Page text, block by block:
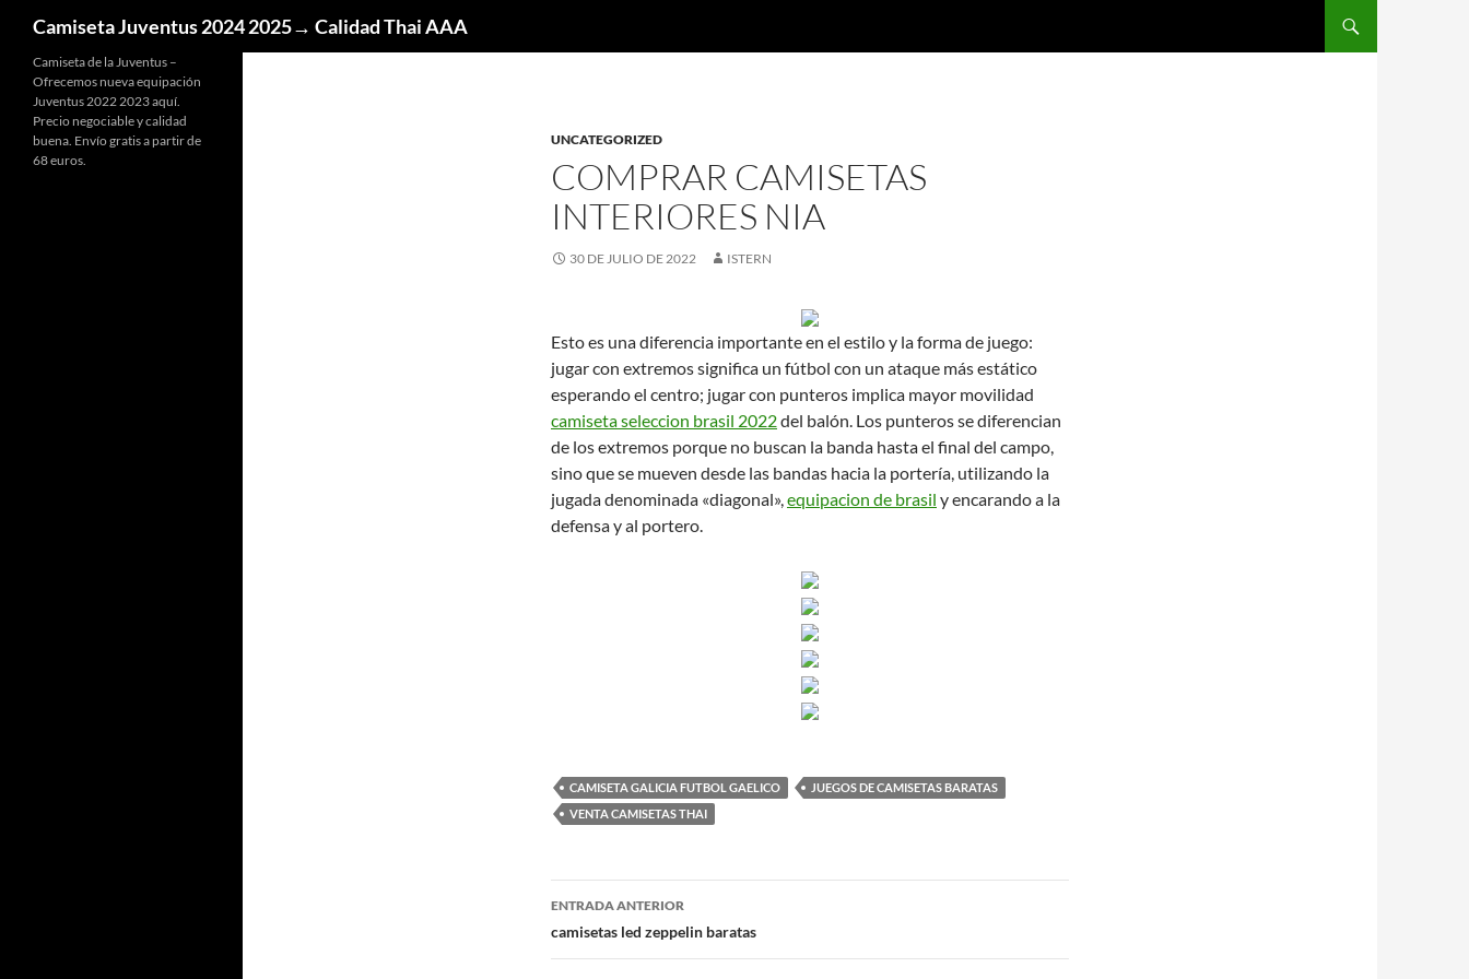
Camiseta Juventus 2024 2025→ Calidad Thai AAA
UNCATEGORIZED
COMPRAR CAMISETAS
INTERIORES NIA
30 DE JULIO DE 2022 ISTERN
Esto es una diferencia importante en el estilo y la forma de juego:
jugar con extremos significa un fútbol con un ataque más estático
esperando el centro; jugar con punteros implica mayor movilidad
camiseta seleccion brasil 2022del balón. Los punteros se diferencian
de los extremos porque no buscan la banda hasta el final del campo,
sino que se mueven desde las bandas hacia la portería, utilizando la
jugada denominada «diagonal»,equipacion de brasil y encarando a la
defensa y al portero.
CAMISETA GALICIA FUTBOL GAELICO
JUEGOS DE CAMISETAS BARATAS
VENTA CAMISETAS THAI
Navegación
de
ENTRADA ANTERIOR
camisetas led zeppelin baratas
Camiseta de la Juventus –
Ofrecemos nueva equipación
Juventus 2022 2023 aquí.
Precio negociable y calidad
buena. Envío gratis a partir de
68 euros.